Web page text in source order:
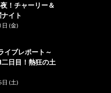
！チャーリー＆
イト
(金)
イブレポート～
二日目！熱狂の土
(土)